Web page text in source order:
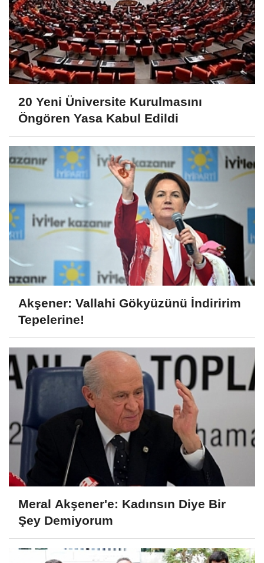
20 Yeni Üniversite Kurulmasını
Öngören Yasa Kabul Edildi
Akşener: Vallahi Gökyüzünü İndiririm
Tepelerine!
Meral Akşener'e: Kadınsın Diye Bir
Şey Demiyorum